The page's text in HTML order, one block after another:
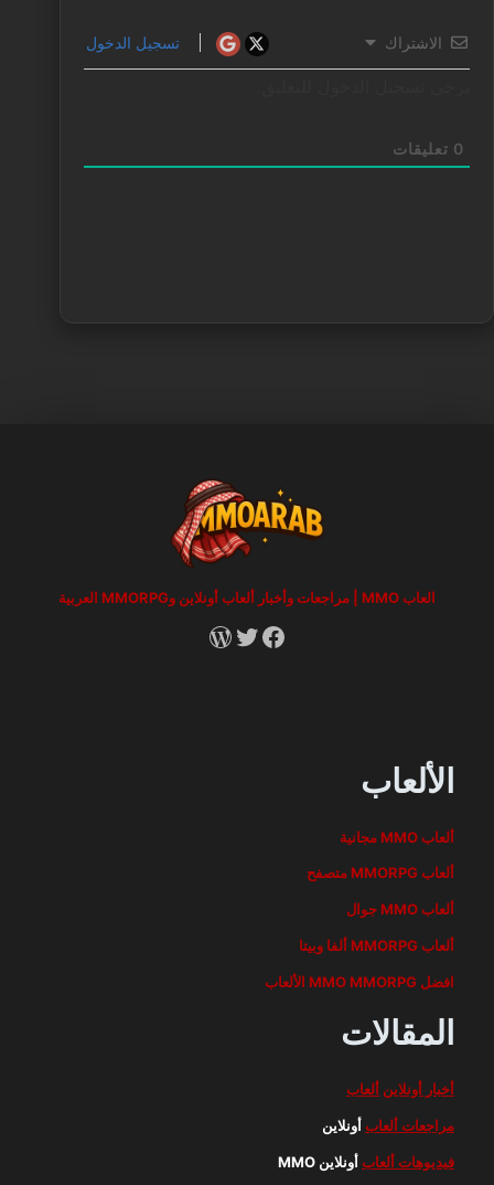
الاشتراك تسجيل الدخول
0 تعليقات
العاب MMO | مراجعات وأخبار ألعاب أونلاين وMMORPG العربية
Facebook
X
RSS
الألعاب
ألعاب MMO مجانية
ألعاب MMORPG متصفح
ألعاب MMO جوال
ألعاب MMORPG ألفا وبيتا
افضل MMO MMORPG الألعاب
المقالات
أخبار أونلاين ألعاب
مراجعات ألعاب أونلاين
فيديوهات ألعاب أونلاين MMO